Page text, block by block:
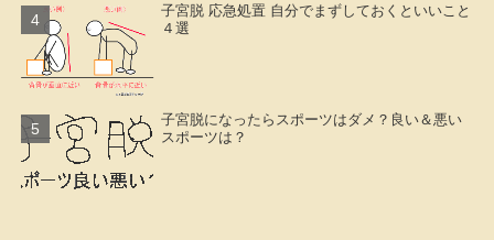
子宮脱 応急処置 自分でまずしておくといいこと
４選
子宮脱になったらスポーツはダメ？良い＆悪い
スポーツは？